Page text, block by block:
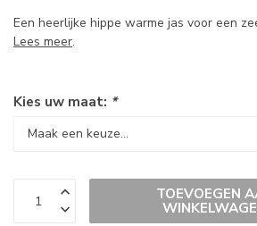
Een heerlijke hippe warme jas voor een
Lees meer.
Kies uw maat: *
TOEVOEGEN